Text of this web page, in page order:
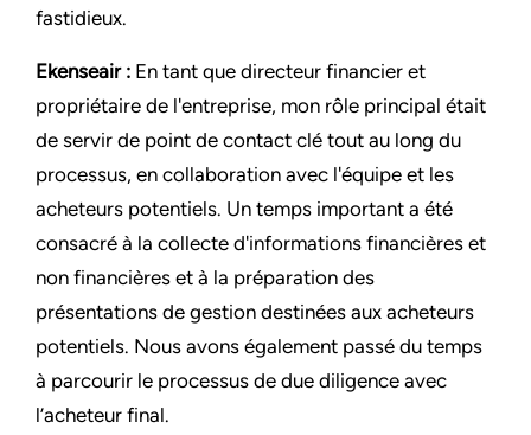
fastidieux.
Ekenseair : En tant que directeur financier et
propriétaire de l'entreprise, mon rôle principal était
de servir de point de contact clé tout au long du
processus, en collaboration avec l'équipe et les
acheteurs potentiels. Un temps important a été
consacré à la collecte d'informations financières et
non financières et à la préparation des
présentations de gestion destinées aux acheteurs
potentiels. Nous avons également passé du temps
à parcourir le processus de due diligence avec
l’acheteur final.